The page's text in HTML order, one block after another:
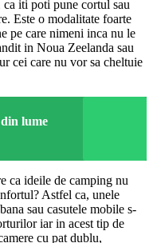
iti poti pune cortul sau
Este o modalitate foarte
pe care nimeni inca nu le
in Noua Zeelanda sau
cei care nu vor sa cheltuie
lume
ca ideile de camping nu
Astfel ca, unele
sau casutele mobile s-
iar in acest tip de
cu pat dublu,